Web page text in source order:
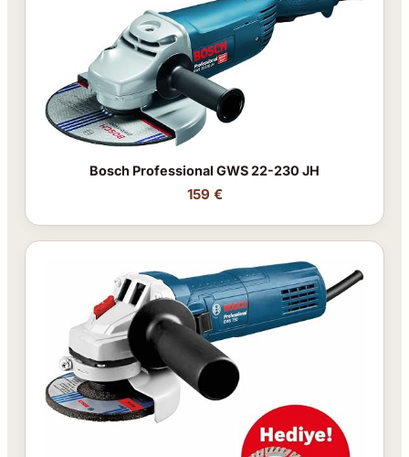
Bosch Professional GWS 22-230 JH
159 €